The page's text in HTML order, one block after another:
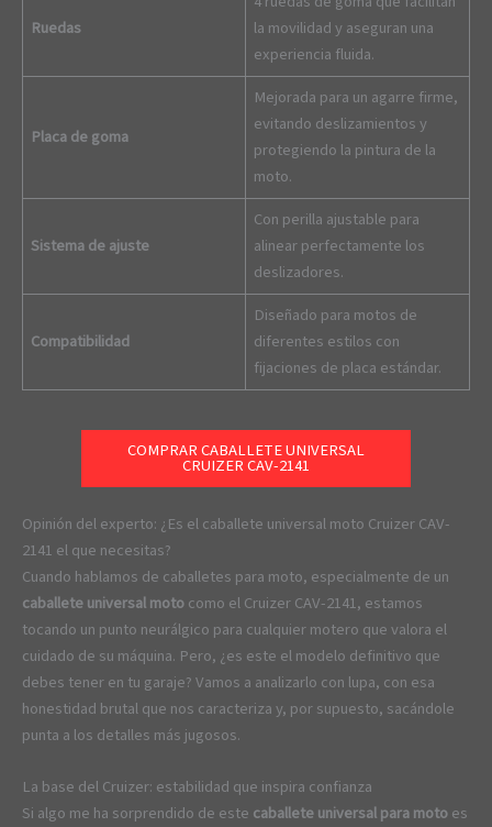
Ruedas
la movilidad y aseguran una
experiencia fluida.
Placa de goma
Mejorada para un agarre firme,
evitando deslizamientos y
protegiendo la pintura de la
moto.
Sistema de ajuste
Con perilla ajustable para
alinear perfectamente los
deslizadores.
Compatibilidad
Diseñado para motos de
diferentes estilos con
fijaciones de placa estándar.
COMPRAR CABALLETE UNIVERSAL
CRUIZER CAV-2141
Opinión del experto: ¿Es el caballete universal moto Cruizer CAV-
2141 el que necesitas?
Cuando hablamos de caballetes para moto, especialmente de un
caballete universal motocomo el Cruizer CAV-2141, estamos
tocando un punto neurálgico para cualquier motero que valora el
cuidado de su máquina. Pero, ¿es este el modelo definitivo que
debes tener en tu garaje? Vamos a analizarlo con lupa, con esa
honestidad brutal que nos caracteriza y, por supuesto, sacándole
punta a los detalles más jugosos.
La base del Cruizer: estabilidad que inspira confianza
Si algo me ha sorprendido de este caballete universal para motoes